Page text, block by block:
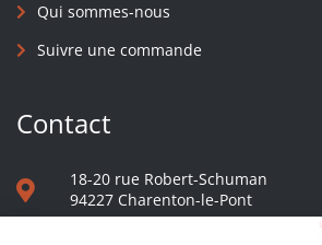
Qui sommes-nous
Suivre une commande
Contact
18-20 rue Robert-Schuman
94227 Charenton-le-Pont